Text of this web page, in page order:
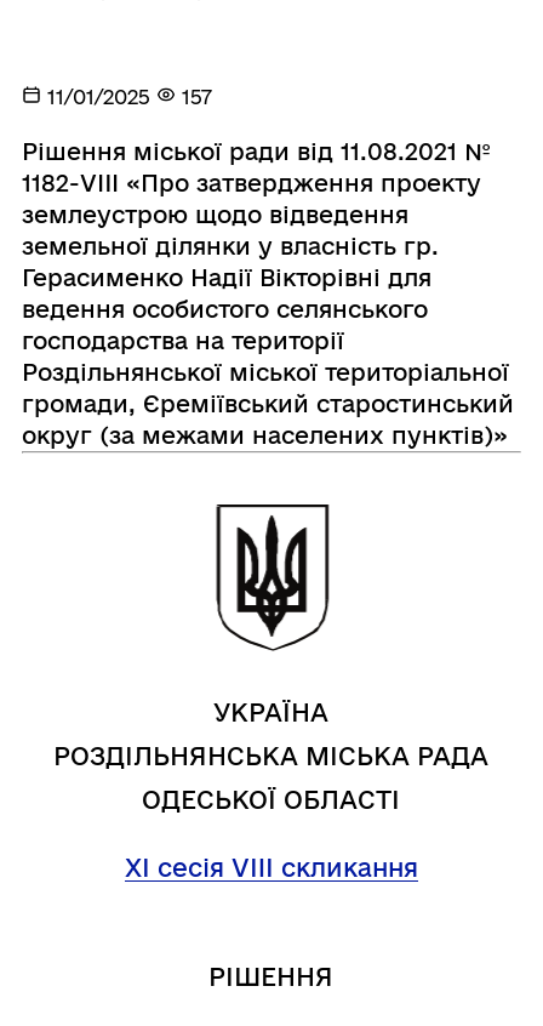
11/01/2025 157
Рішення міської ради від 11.08.2021 №
1182-VIII «Про затвердження проекту
землеустрою щодо відведення
земельної ділянки у власність гр.
Герасименко Надії Вікторівні для
ведення особистого селянського
господарства на території
Роздільнянської міської територіальної
громади, Єреміївський старостинський
округ (за межами населених пунктів)»
УКРАЇНА
РОЗДІЛЬНЯНСЬКА МІСЬКА РАДА
ОДЕСЬКОЇ ОБЛАСТІ
XI сесія VIII скликання
РІШЕННЯ